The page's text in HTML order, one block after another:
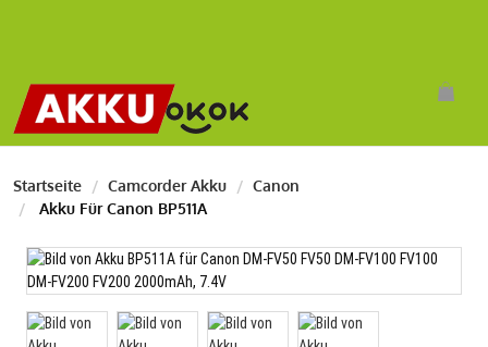
Startseite Camcorder Akku
Canon
Akku Für Canon BP511A